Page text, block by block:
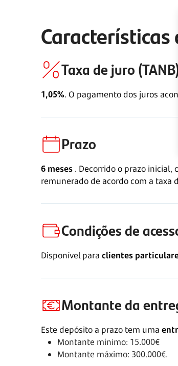
Características
Taxa de juro
1,05%. O pagamento dos juros
Prazo
6 meses . Decorrido o prazo inicial,
remunerado de acordo com a taxa
Condições de
Disponível para clientes
Montante da
Este depósito a prazo tem uma
Montante mínimo: 15.000€
Montante máximo: 300.000€.